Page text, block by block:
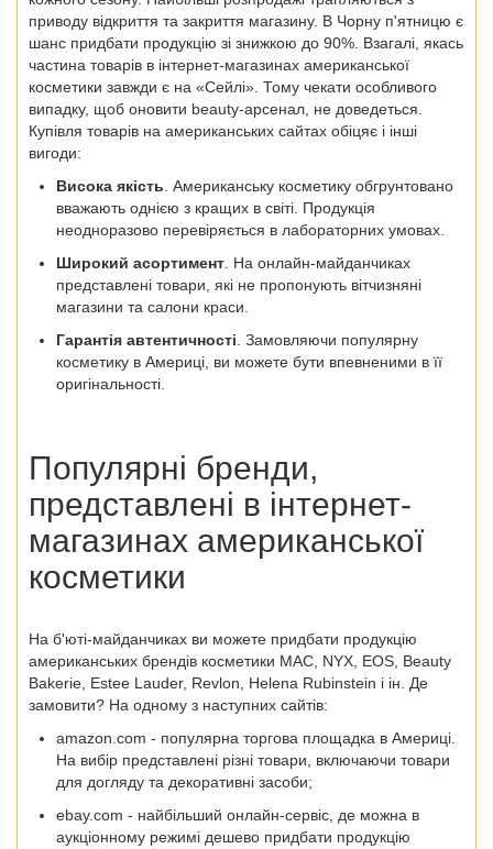
приводу відкриття та закриття магазину. В Чорну п'ятницю є
шанс придбати продукцію зі знижкою до 90%. Взагалі, якась
частина товарів в інтернет-магазинах американської
косметики завжди є на «Сейлі». Тому чекати особливого
випадку, щоб оновити beauty-арсенал, не доведеться.
Купівля товарів на американських сайтах обіцяє і інші
вигоди:
Висока якість . Американську косметику обгрунтовано
вважають однією з кращих в світі. Продукція
неодноразово перевіряється в лабораторних умовах.
Широкий асортимент . На онлайн-майданчиках
представлені товари, які не пропонують вітчизняні
магазини та салони краси.
Гарантія автентичності . Замовляючи популярну
косметику в Америці, ви можете бути впевненими в її
оригінальності.
Популярні бренди,
представлені в інтернет-
магазинах американської
косметики
На б'юті-майданчиках ви можете придбати продукцію
американських брендів косметики MAC, NYX, EOS, Beauty
Bakerie, Estee Lauder, Revlon, Helena Rubinstein і ін. Де
замовити? На одному з наступних сайтів:
amazon.com - популярна торгова площадка в Америці.
На вибір представлені різні товари, включаючи товари
для догляду та декоративні засоби;
ebay.com - найбільший онлайн-сервіс, де можна в
аукціонному режимі дешево придбати продукцію